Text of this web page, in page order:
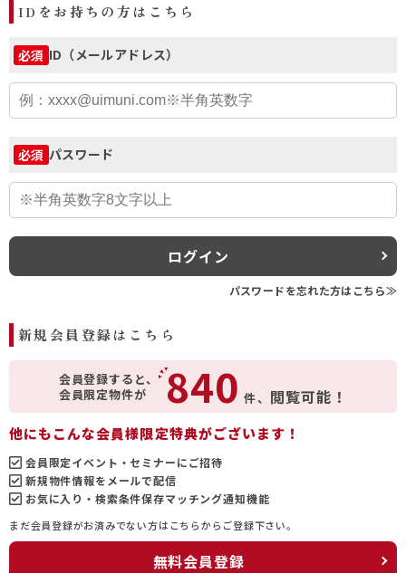
IDをお持ちの方はこちら
必須 ID（メールアドレス）
必須 パスワード
ログイン
パスワードを忘れた方はこちら≫
新規会員登録はこちら
会員登録すると、
会員限定物件が
840 件、 閲覧可能！
他にもこんな会員様限定特典がございます！
会員限定イベント・セミナーにご招待
新規物件情報をメールで配信
お気に入り・検索条件保存マッチング通知機能
まだ会員登録がお済みでない方はこちらからご登録下さい。
無料会員登録